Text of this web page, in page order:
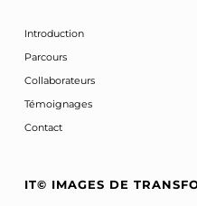
Introduction
Parcours
Collaborateurs
Témoignages
Contact
IT© IMAGES DE